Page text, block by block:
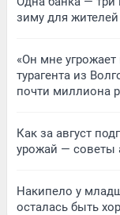
зиму для
«Он мне
турагента из
почти миллиона
Как за август
урожай — советы
Накипело у
осталась быть